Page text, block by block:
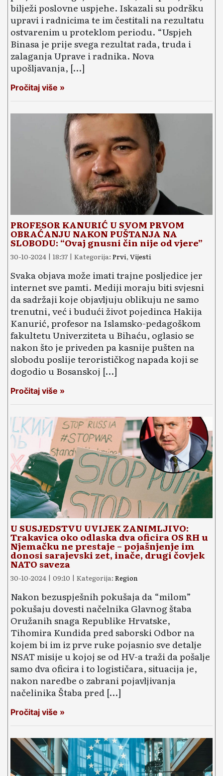
bilježi poslovne uspjehe. Iskazali su podršku
upravi i radnicima te im čestitali na rezultatu
ostvarenim u proteklom periodu. “Uspjeh
Binasa je prije svega rezultat rada, truda i
zalaganja Uprave i radnika. Nova
upošljavanja, […]
Pročitaj više »
PROFESOR KANURIĆ U SVOM PRVOM
OBRAĆANJU NAKON PUŠTANJA NA
SLOBODU: “Ovaj gnusni čin nije od vjere”
30-10-2024 | 18:37 | Kategorija: Prvi, Vijesti
Svaka objava može imati trajne posljedice jer
internet sve pamti. Mediji moraju biti svjesni
da sadržaji koje objavljuju oblikuju ne samo
trenutni, već i budući život pojedinca Hakija
Kanurić, profesor na Islamsko-pedagoškom
fakultetu Univerziteta u Bihaću, oglasio se
nakon što je priveden pa kasnije pušten na
slobodu poslije terorističkog napada koji se
dogodio u Bosanskoj […]
Pročitaj više »
U SUSJEDSTVU UVIJEK ZANIMLJIVO:
Trakavica oko odlaska dva oficira OS RH u
Njemačku ne prestaje – pojašnjenje im
donosi sarajevski zet, inače, drugi čovjek
NATO saveza
30-10-2024 | 09:10 | Kategorija: Region
Nakon bezuspješnih pokušaja da “milom”
pokušaju dovesti načelnika Glavnog štaba
Oružanih snaga Republike Hrvatske,
Tihomira Kundida pred saborski Odbor na
kojem bi im iz prve ruke pojasnio sve detalje
NSAT misije u kojoj se od HV-a traži da pošalje
samo dva oficira i to logističara, situacija je,
nakon naredbe o zabrani pojavljivanja
načelinika Štaba pred […]
Pročitaj više »